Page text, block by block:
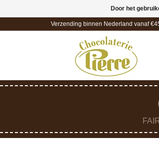
Verzending binnen Nederland vanaf
Door het